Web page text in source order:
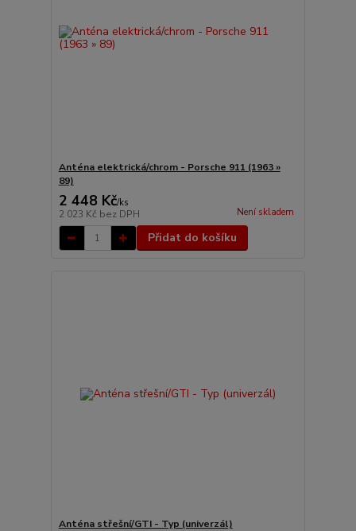
Anténa elektrická/chrom - Porsche 911 (1963 »
89)
2 448 Kč/ks
2 023 Kč bez DPH Není skladem
Přidat do košíku
Anténa střešní/GTI - Typ (univerzál)